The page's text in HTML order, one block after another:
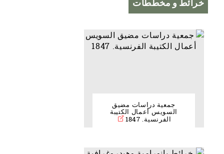
خرائط و مخططات
جمعية دراسات مضيق
السويس أعمال الكتيبة
الفرنسية. 1847